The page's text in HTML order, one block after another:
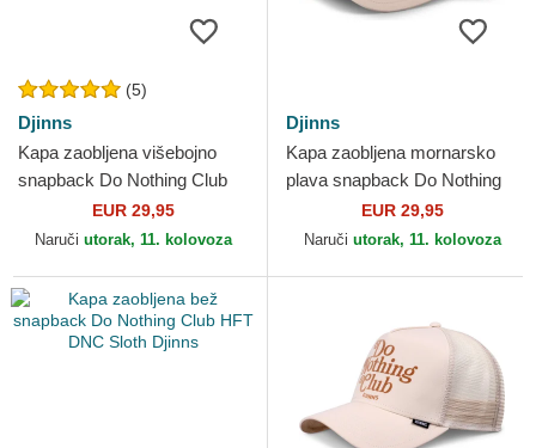
(5)
Djinns
Kapa zaobljena višebojno
snapback Do Nothing Club
HFT DNC 1.2 Djinns
EUR 29,95
Naruči utorak, 11. kolovoza
Djinns
Kapa zaobljena mornarsko
plava snapback Do Nothing
Club HFT DNC Sun Djinns
EUR 29,95
Naruči utorak, 11. kolovoza